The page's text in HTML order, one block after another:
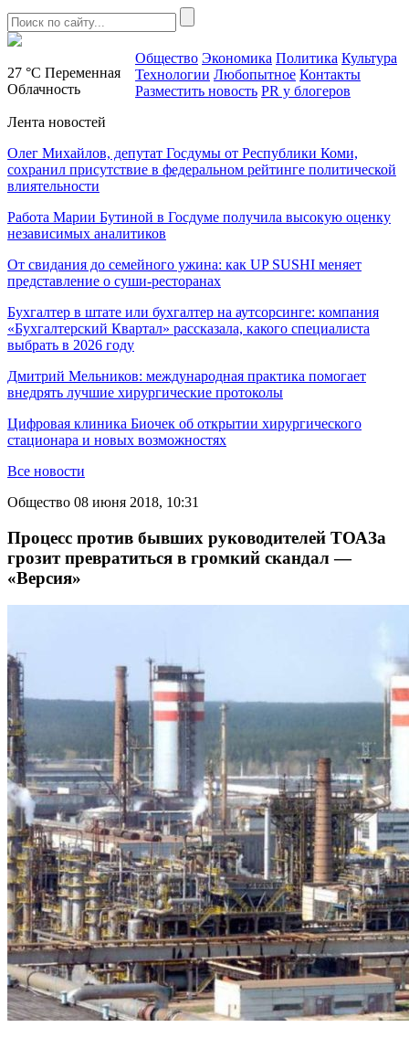
27 °C Переменная
Облачность
Общество Экономика Политика Культура
Технологии Любопытное Контакты
Разместить новость PR у блогеров
Лента новостей
Олег Михайлов, депутат Госдумы от Республики Коми,
сохранил присутствие в федеральном рейтинге политической
влиятельности
Работа Марии Бутиной в Госдуме получила высокую оценку
независимых аналитиков
От свидания до семейного ужина: как UP SUSHI меняет
представление о суши-ресторанах
Бухгалтер в штате или бухгалтер на аутсорсинге: компания
«Бухгалтерский Квартал» рассказала, какого специалиста
выбрать в 2026 году
Дмитрий Мельников: международная практика помогает
внедрять лучшие хирургические протоколы
Цифровая клиника Биочек об открытии хирургического
стационара и новых возможностях
Все новости
Общество 08 июня 2018, 10:31
Процесс против бывших руководителей ТОАЗа
грозит превратиться в громкий скандал —
«Версия»